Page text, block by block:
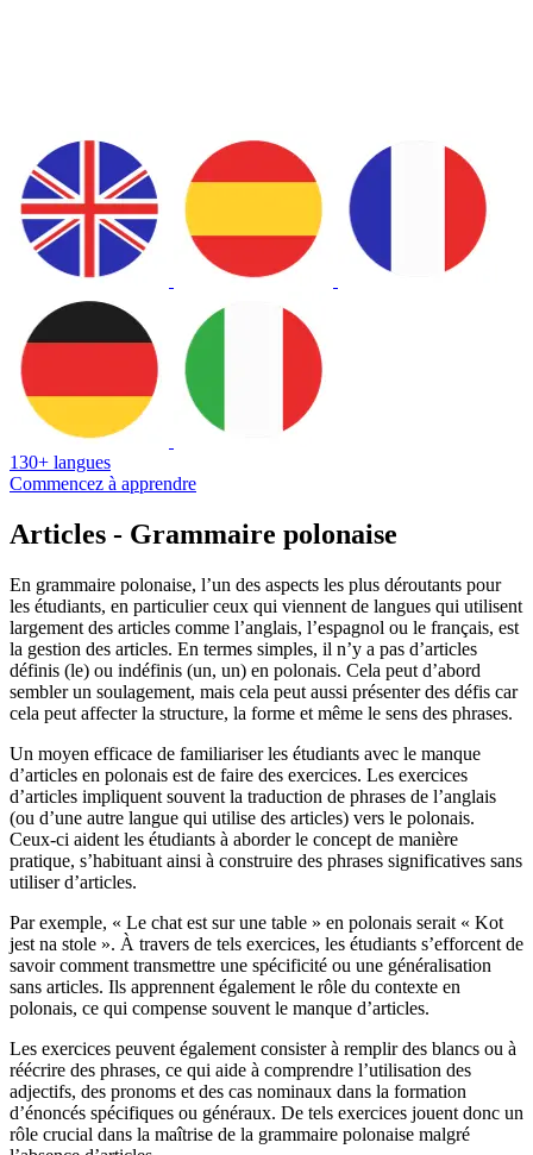
130+ langues
Commencez à apprendre
Articles - Grammaire polonaise
En grammaire polonaise, l’un des aspects les plus déroutants pour
les étudiants, en particulier ceux qui viennent de langues qui utilisent
largement des articles comme l’anglais, l’espagnol ou le français, est
la gestion des articles. En termes simples, il n’y a pas d’articles
définis (le) ou indéfinis (un, un) en polonais. Cela peut d’abord
sembler un soulagement, mais cela peut aussi présenter des défis car
cela peut affecter la structure, la forme et même le sens des phrases.
Un moyen efficace de familiariser les étudiants avec le manque
d’articles en polonais est de faire des exercices. Les exercices
d’articles impliquent souvent la traduction de phrases de l’anglais
(ou d’une autre langue qui utilise des articles) vers le polonais.
Ceux-ci aident les étudiants à aborder le concept de manière
pratique, s’habituant ainsi à construire des phrases significatives sans
utiliser d’articles.
Par exemple, « Le chat est sur une table » en polonais serait « Kot
jest na stole ». À travers de tels exercices, les étudiants s’efforcent de
savoir comment transmettre une spécificité ou une généralisation
sans articles. Ils apprennent également le rôle du contexte en
polonais, ce qui compense souvent le manque d’articles.
Les exercices peuvent également consister à remplir des blancs ou à
réécrire des phrases, ce qui aide à comprendre l’utilisation des
adjectifs, des pronoms et des cas nominaux dans la formation
d’énoncés spécifiques ou généraux. De tels exercices jouent donc un
rôle crucial dans la maîtrise de la grammaire polonaise malgré